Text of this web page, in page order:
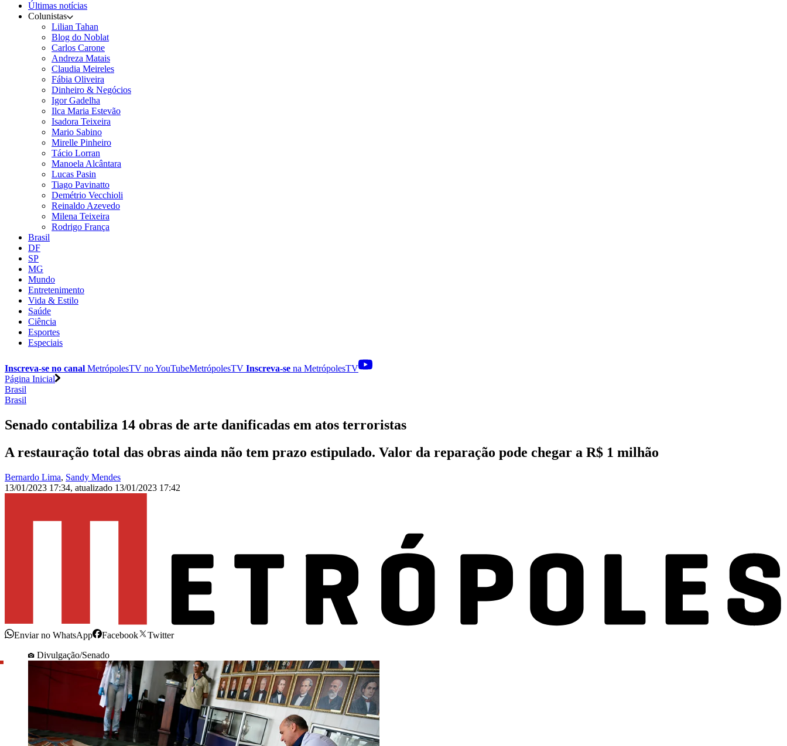
Últimas notícias
Colunistas
Lilian Tahan
Blog do Noblat
Carlos Carone
Andreza Matais
Claudia Meireles
Fábia Oliveira
Dinheiro & Negócios
Igor Gadelha
Ilca Maria Estevão
Isadora Teixeira
Mario Sabino
Mirelle Pinheiro
Tácio Lorran
Manoela Alcântara
Lucas Pasin
Tiago Pavinatto
Demétrio Vecchioli
Reinaldo Azevedo
Milena Teixeira
Rodrigo França
Brasil
DF
SP
MG
Mundo
Entretenimento
Vida & Estilo
Saúde
Ciência
Esportes
Especiais
Inscreva-se no canal MetrópolesTV noYouTubeMetrópolesTV Inscreva-se na MetrópolesTV
Página Inicial
Brasil
Brasil
Senado contabiliza 14 obras de arte danificadas em atos terroristas
A restauração total das obras ainda não tem prazo estipulado. Valor da reparação pode chegar a R$ 1 milhão
Bernardo Lima, Sandy Mendes
13/01/2023 17:34, atualizado 13/01/2023 17:42
Enviar no WhatsApp Facebook
Twitter
Divulgação/Senado